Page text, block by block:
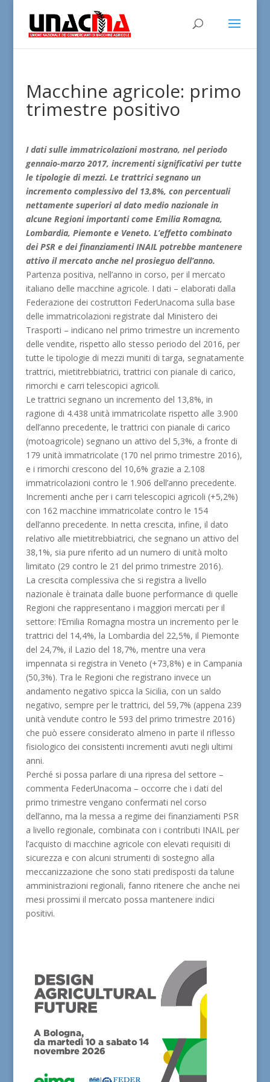
Macchine agricole: primo
trimestre positivo
I dati sulle immatricolazioni mostrano, nel periodo
gennaio-marzo 2017, incrementi significativi per tutte
le tipologie di mezzi. Le trattrici segnano un
incremento complessivo del 13,8%, con percentuali
nettamente superiori al dato medio nazionale in
alcune Regioni importanti come Emilia Romagna,
Lombardia, Piemonte e Veneto. L’effetto combinato
dei PSR e dei finanziamenti INAIL potrebbe mantenere
attivo il mercato anche nel prosieguo dell’anno.
Partenza positiva, nell’anno in corso, per il mercato
italiano delle macchine agricole. I dati – elaborati dalla
Federazione dei costruttori FederUnacoma sulla base
delle immatricolazioni registrate dal Ministero dei
Trasporti – indicano nel primo trimestre un incremento
delle vendite, rispetto allo stesso periodo del 2016, per
tutte le tipologie di mezzi muniti di targa, segnatamente
trattrici, mietitrebbiatrici, trattrici con pianale di carico,
rimorchi e carri telescopici agricoli.
Le trattrici segnano un incremento del 13,8%, in
ragione di 4.438 unità immatricolate rispetto alle 3.900
dell’anno precedente, le trattrici con pianale di carico
(motoagricole) segnano un attivo del 5,3%, a fronte di
179 unità immatricolate (170 nel primo trimestre 2016),
e i rimorchi crescono del 10,6% grazie a 2.108
immatricolazioni contro le 1.906 dell’anno precedente.
Incrementi anche per i carri telescopici agricoli (+5,2%)
con 162 macchine immatricolate contro le 154
dell’anno precedente. In netta crescita, infine, il dato
relativo alle mietitrebbiatrici, che segnano un attivo del
38,1%, sia pure riferito ad un numero di unità molto
limitato (29 contro le 21 del primo trimestre 2016).
La crescita complessiva che si registra a livello
nazionale è trainata dalle buone performance di quelle
Regioni che rappresentano i maggiori mercati per il
settore: l’Emilia Romagna mostra un incremento per le
trattrici del 14,4%, la Lombardia del 22,5%, il Piemonte
del 24,7%, il Lazio del 18,7%, mentre una vera
impennata si registra in Veneto (+73,8%) e in Campania
(50,3%). Tra le Regioni che registrano invece un
andamento negativo spicca la Sicilia, con un saldo
negativo, sempre per le trattrici, del 59,7% (appena 239
unità vendute contro le 593 del primo trimestre 2016)
che può essere considerato almeno in parte il riflesso
fisiologico dei consistenti incrementi avuti negli ultimi
anni.
Perché si possa parlare di una ripresa del settore –
commenta FederUnacoma – occorre che i dati del
primo trimestre vengano confermati nel corso
dell’anno, ma la messa a regime dei finanziamenti PSR
a livello regionale, combinata con i contributi INAIL per
l’acquisto di macchine agricole con elevati requisiti di
sicurezza e con alcuni strumenti di sostegno alla
meccanizzazione che sono stati predisposti da talune
amministrazioni regionali, fanno ritenere che anche nei
mesi prossimi il mercato possa mantenere indici
positivi.